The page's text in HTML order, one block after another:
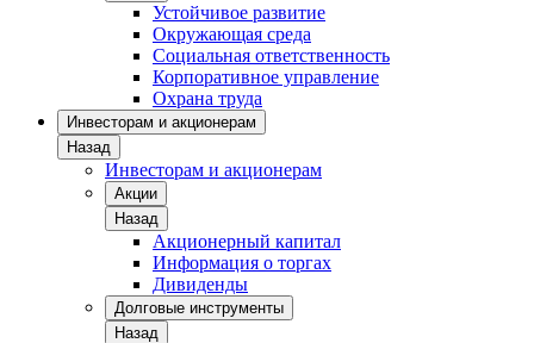
Устойчивое развитие
Окружающая среда
Социальная ответственность
Корпоративное управление
Охрана труда
Инвесторам и акционерам
Назад
Инвесторам и акционерам
Акции
Назад
Акционерный капитал
Информация о торгах
Дивиденды
Долговые инструменты
Назад